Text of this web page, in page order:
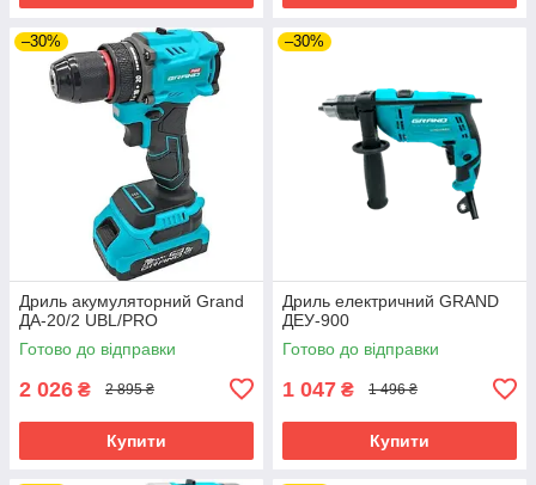
–30%
Дриль акумуляторний Grand
ДА-20/2 UBL/PRO
Готово до відправки
2 026 ₴ 2 895 ₴
Купити
–30%
Дриль електричний GRAND
ДЕУ-900
Готово до відправки
1 047 ₴ 1 496 ₴
Купити